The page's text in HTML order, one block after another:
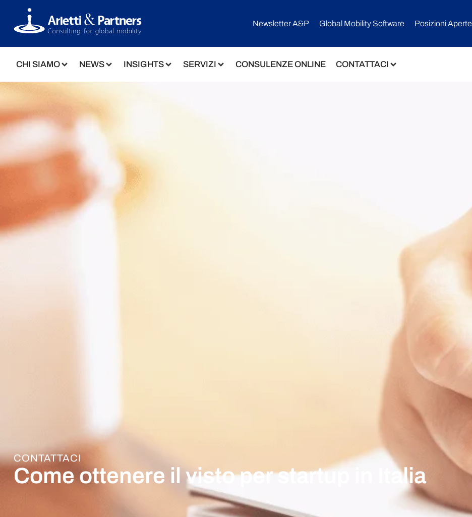
Newsletter A&P Global Mobility Software​ Posizioni Aperte
CHI SIAMO NEWS INSIGHTS SERVIZI CONSULENZE ONLINE CONTATTACI
CONTATTACI
Come ottenere il visto per startup in Italia